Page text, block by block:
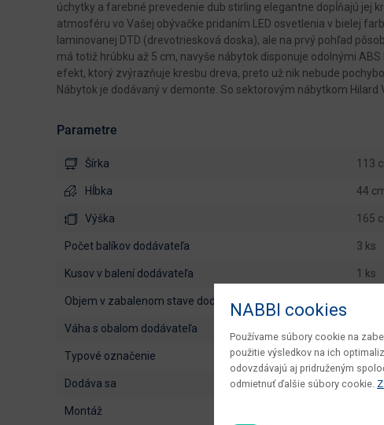
úchytky a farebné prevedenie dub stirling elegantne dopĺňajú jej
atmosféru vo Vašej obývačke pridaním LED osvetlenia v bielej
laminovanej DTD (drevotriesková doska), ale na prvý pohľad
má totiž hrúbku až 5 cm, navyše nábytok disponuje odolnými
efekt, ktorý zvýrazňuje kresbu dreva, preto už nik nebude
Nábytok je dodávaný v demonte. So sektorovým nábytkom
Parametre
Šírka 113
Hĺbka 44
Výška 165
počet balíkov dodávateľa 3 ks
kusov v balení dodávateľa 1 ks
objem v zabalenom stave dodávateľa
váha s obalom dodávateľa
typové označenie
dodáva sa v
montáž
NABBI cookies
Používame súbory cookie na
použitie výsledkov na ich
odovzdávajú aj pridruženým
odmietnuť ďalšie súbory cookie.